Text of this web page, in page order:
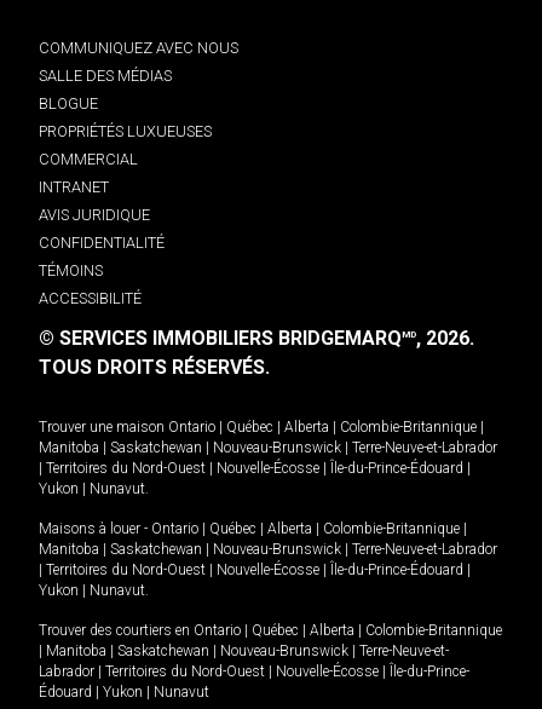
COMMUNIQUEZ AVEC NOUS
SALLE DES MÉDIAS
BLOGUE
PROPRIÉTÉS LUXUEUSES
COMMERCIAL
INTRANET
AVIS JURIDIQUE
CONFIDENTIALITÉ
TÉMOINS
ACCESSIBILITÉ
© SERVICES IMMOBILIERS BRIDGEMARQMD, 2026.
TOUS DROITS RÉSERVÉS.
Trouver une maison Ontario Québec Alberta Colombie-Britannique
Manitoba
Saskatchewan Nouveau-Brunswick
Terre-Neuve-et-Labrador
Territoires du Nord-Ouest Nouvelle-Écosse Île-du-Prince-Édouard
Yukon
Nunavut.
Maisons à louer - Ontario Québec Alberta Colombie-Britannique
Manitoba
Saskatchewan Nouveau-Brunswick
Terre-Neuve-et-Labrador
Territoires du Nord-Ouest Nouvelle-Écosse Île-du-Prince-Édouard
Yukon
Nunavut.
Trouver des courtiers en Ontario Québec Alberta
Colombie-Britannique
Manitoba Saskatchewan Nouveau-Brunswick
Terre-Neuve-et-
Labrador
Territoires du Nord-Ouest Nouvelle-Écosse
Île-du-Prince-
Édouard
Yukon Nunavut